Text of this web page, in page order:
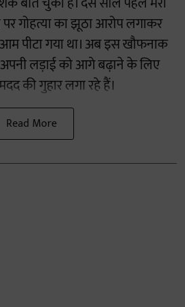
गोहत्या का झूठा आरोप लगाकर
पीटा गया था। अब इस खौफनाक
अपनी लड़ाई को आगे बढ़ाने के लिए
की गुहार लगा रहे हैं।
Read More